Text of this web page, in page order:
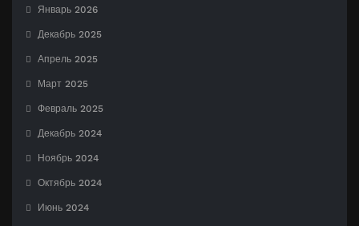
Январь 2026
Декабрь 2025
Апрель 2025
Март 2025
Февраль 2025
Декабрь 2024
Ноябрь 2024
Октябрь 2024
Июнь 2024